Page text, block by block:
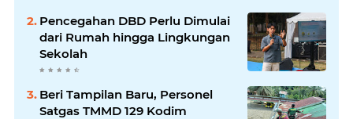
Pencegahan DBD Perlu Dimulai
dari Rumah hingga Lingkungan
Sekolah
Beri Tampilan Baru, Personel
Satgas TMMD 129 Kodim